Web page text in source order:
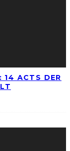
ACTS DER